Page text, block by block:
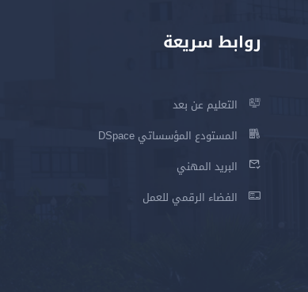
روابط سريعة
التعليم عن بعد
المستودع المؤسساتي DSpace
البريد المهني
الفضاء الرقمي للعمل